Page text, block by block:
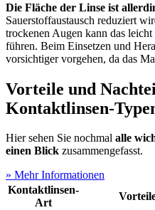
Die Fläche der Linse ist
Sauerstoffaustausch reduziert
trockenen Augen kann das
führen. Beim Einsetzen und
vorsichtiger vorgehen, da das
Vorteile und
Kontaktlinsen-
Hier sehen Sie nochmal alle
einen Blick zusammengefasst.
» Mehr Informationen
Kontaktlinsen-
Art